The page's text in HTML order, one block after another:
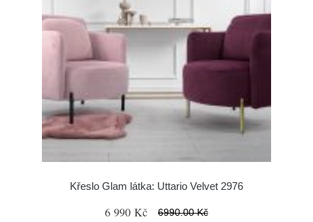
Křeslo Glam látka: Uttario Velvet 2976
6 990 Kč 6990.00 Kč